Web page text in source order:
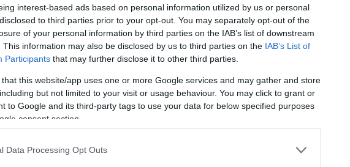
interest-based ads based on personal information utilized by us or personal
to third parties prior to your opt-out. You may separately opt-out of the
of your personal information by third parties on the IAB’s list of downstream
This information may also be disclosed by us to third parties on the IAB’s List of
Participants that may further disclose it to other third parties.
that this website/app uses one or more Google services and may gather and store
but not limited to your visit or usage behaviour. You may click to grant or
to Google and its third-party tags to use your data for below specified purposes
consent section.
Data Processing Opt Outs
SHIB tokent tartalmazott, bár a Binance 200 milliárd SHIB-
és a Shiba Inu ára 1,35%-kal nőtt az elmúlt 24
piaci kapitalizációja pedig 5,5 milliárd dollár.
volt. Minden idők csúcsát, 2,92 dollárt ért el, és olyan
azonban a legutóbbi bikafutás óta jelentős összeomlásokkal néz
csúcsához képest, és most a Polygon eladási nyomással kell